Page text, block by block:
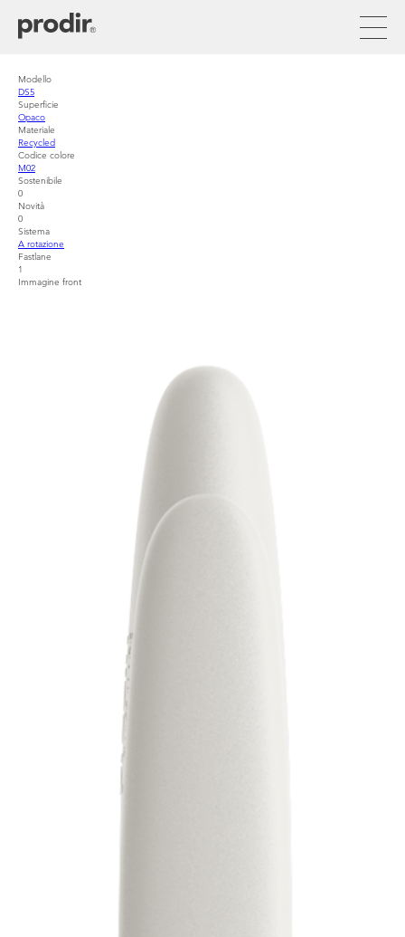
contenuto
Modello
DS5
Superficie
Opaco
Materiale
Recycled
Codice colore
M02
Sostenibile
0
Novità
0
Sistema
A rotazione
Fastlane
1
Immagine front